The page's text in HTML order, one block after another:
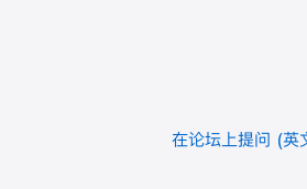
在论坛上提问